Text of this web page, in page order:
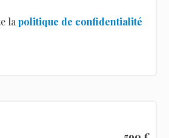
la politique de confidentialité